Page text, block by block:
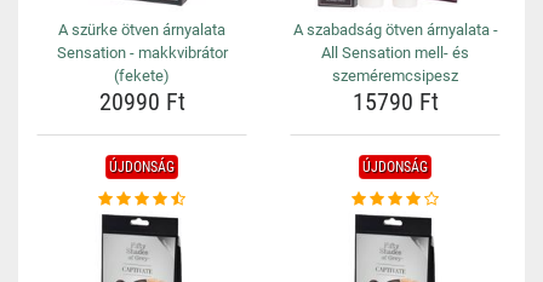
A szürke ötven árnyalata
Sensation - makkvibrátor
(fekete)
20990 Ft
A szabadság ötven árnyalata -
All Sensation mell- és
szeméremcsipesz
15790 Ft
ÚJDONSÁG ÚJDONSÁG